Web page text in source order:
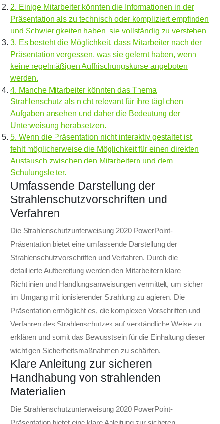
2. Einige Mitarbeiter könnten die Informationen in der
Präsentation als zu technisch oder kompliziert empfinden
und Schwierigkeiten haben, sie vollständig zu verstehen.
3. Es besteht die Möglichkeit, dass Mitarbeiter nach der
Präsentation vergessen, was sie gelernt haben, wenn
keine regelmäßigen Auffrischungskurse angeboten
werden.
4. Manche Mitarbeiter könnten das Thema
Strahlenschutz als nicht relevant für ihre täglichen
Aufgaben ansehen und daher die Bedeutung der
Unterweisung herabsetzen.
5. Wenn die Präsentation nicht interaktiv gestaltet ist,
fehlt möglicherweise die Möglichkeit für einen direkten
Austausch zwischen den Mitarbeitern und dem
Schulungsleiter.
Umfassende Darstellung der
Strahlenschutzvorschriften und
Verfahren
Die Strahlenschutzunterweisung 2020 PowerPoint-
Präsentation bietet eine umfassende Darstellung der
Strahlenschutzvorschriften und Verfahren. Durch die
detaillierte Aufbereitung werden den Mitarbeitern klare
Richtlinien und Handlungsanweisungen vermittelt, um sicher
im Umgang mit ionisierender Strahlung zu agieren. Die
Präsentation ermöglicht es, die komplexen Vorschriften und
Verfahren des Strahlenschutzes auf verständliche Weise zu
erklären und somit das Bewusstsein für die Einhaltung dieser
wichtigen Sicherheitsmaßnahmen zu schärfen.
Klare Anleitung zur sicheren
Handhabung von strahlenden
Materialien
Die Strahlenschutzunterweisung 2020 PowerPoint-
Präsentation bietet eine klare Anleitung zur sicheren